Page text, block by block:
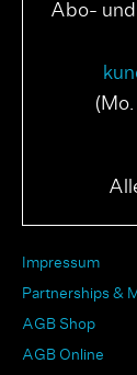
Abo-
Impressum
Partnerships &
AGB Shop
AGB Online